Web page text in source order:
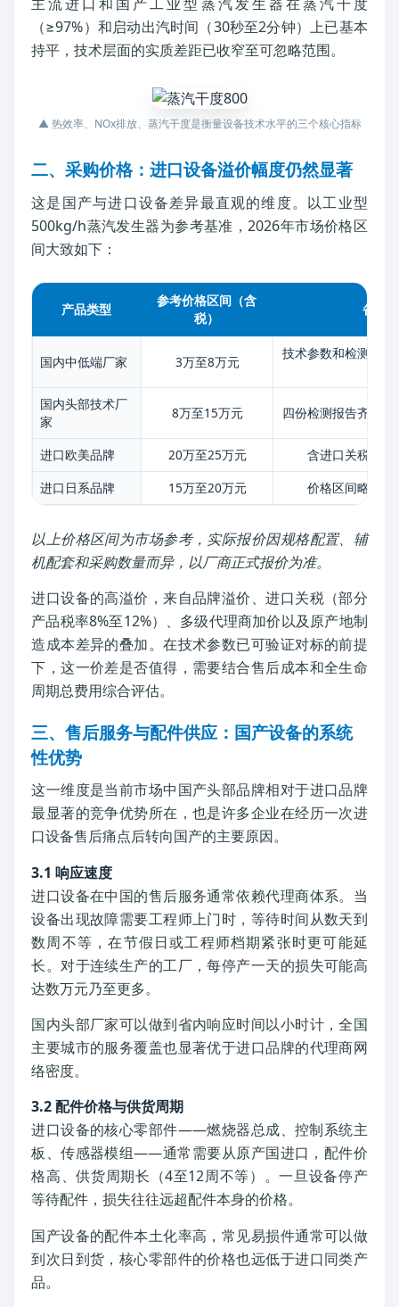
（≥97%）和启动出汽时间（30秒至2分钟）上已基本
持平，技术层面的实质差距已收窄至可忽略范围。
▲ 热效率、NOx排放、蒸汽干度是衡量设备技术水平的三个核心指标
二、采购价格：进口设备溢价幅度仍然显著
这是国产与进口设备差异最直观的维度。以工业型
500kg/h蒸汽发生器为参考基准，2026年市场价格区
间大致如下：
产品类型
参考价格区间（含
税）
备注
国内中低端厂家 3万至8万元
技术参数和检测报告
国内头部技术厂
家
8万至15万元 四份检测报告齐全
进口欧美品牌 20万至25万元
含进口关税、代
进口日系品牌
15万至20万元 价格区间略低于
以上价格区间为市场参考，实际报价因规格配置、辅
机配套和采购数量而异，以厂商正式报价为准。
进口设备的高溢价，来自品牌溢价、进口关税（部分
产品税率8%至12%）、多级代理商加价以及原产地制
造成本差异的叠加。在技术参数已可验证对标的前提
下，这一价差是否值得，需要结合售后成本和全生命
周期总费用综合评估。
三、售后服务与配件供应：国产设备的系统
性优势
这一维度是当前市场中国产头部品牌相对于进口品牌
最显著的竞争优势所在，也是许多企业在经历一次进
口设备售后痛点后转向国产的主要原因。
3.1 响应速度
进口设备在中国的售后服务通常依赖代理商体系。当
设备出现故障需要工程师上门时，等待时间从数天到
数周不等，在节假日或工程师档期紧张时更可能延
长。对于连续生产的工厂，每停产一天的损失可能高
达数万元乃至更多。
国内头部厂家可以做到省内响应时间以小时计，全国
主要城市的服务覆盖也显著优于进口品牌的代理商网
络密度。
3.2 配件价格与供货周期
进口设备的核心零部件——燃烧器总成、控制系统主
板、传感器模组——通常需要从原产国进口，配件价
格高、供货周期长（4至12周不等）。一旦设备停产
等待配件，损失往往远超配件本身的价格。
国产设备的配件本土化率高，常见易损件通常可以做
到次日到货，核心零部件的价格也远低于进口同类产
品。